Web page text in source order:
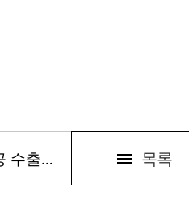
목록
[채용공고] DH해운항공 해상 및 항공 수출입 신입 영업사원